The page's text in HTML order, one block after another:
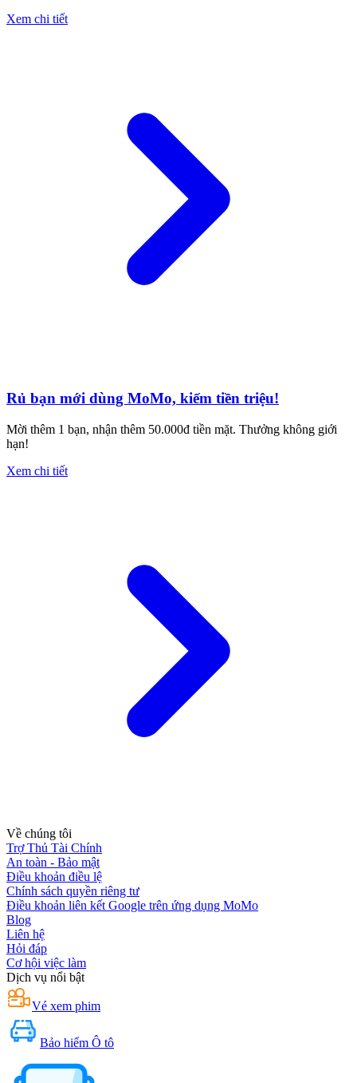
Xem chi tiết
Rủ bạn mới dùng MoMo, kiếm tiền triệu!
Mời thêm 1 bạn, nhận thêm 50.000đ tiền mặt. Thưởng không giới
hạn!
Xem chi tiết
Về chúng tôi
Trợ Thủ Tài Chính
An toàn - Bảo mật
Điều khoản điều lệ
Chính sách quyền riêng tư
Điều khoản liên kết Google trên ứng dụng MoMo
Blog
Liên hệ
Hỏi đáp
Cơ hội việc làm
Dịch vụ nổi bật
Vé xem phim
Bảo hiểm Ô tô